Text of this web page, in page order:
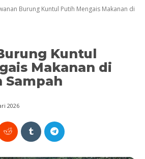
Burung Kuntul Putih Mengais Makanan di
Kuntul
Makanan di
Sampah
2026